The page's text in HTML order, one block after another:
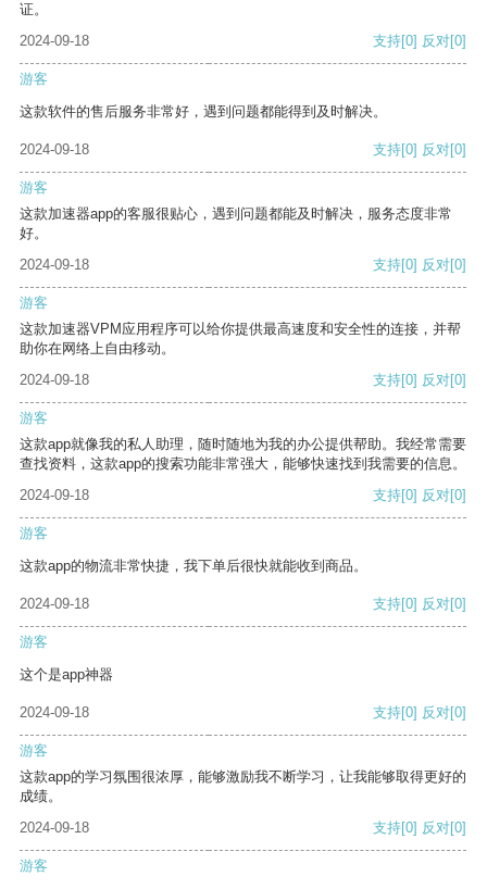
证。
2024-09-18
支持[0] 反对[0]
游客
这款软件的售后服务非常好，遇到问题都能得到及时解决。
2024-09-18 支持[0] 反对[0]
游客
这款加速器app的客服很贴心，遇到问题都能及时解决，服务态度非常
好。
2024-09-18
支持[0] 反对[0]
游客
这款加速器VPM应用程序可以给你提供最高速度和安全性的连接，并帮
助你在网络上自由移动。
2024-09-18
支持[0] 反对[0]
游客
这款app就像我的私人助理，随时随地为我的办公提供帮助。我经常需要
查找资料，这款app的搜索功能非常强大，能够快速找到我需要的信息。
2024-09-18
支持[0] 反对[0]
游客
这款app的物流非常快捷，我下单后很快就能收到商品。
2024-09-18 支持[0] 反对[0]
游客
这个是app神器
2024-09-18 支持[0] 反对[0]
游客
这款app的学习氛围很浓厚，能够激励我不断学习，让我能够取得更好的
成绩。
2024-09-18
支持[0] 反对[0]
游客